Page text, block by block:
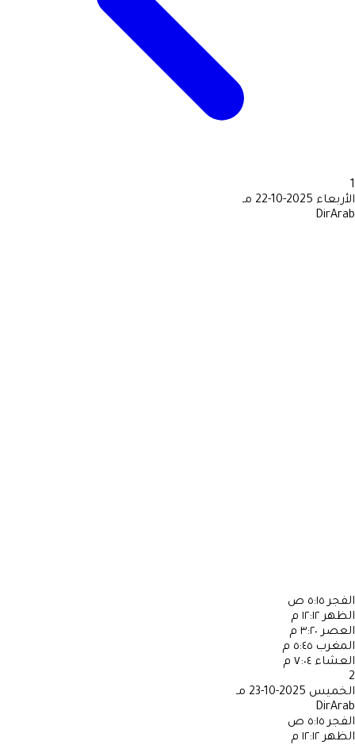
1
الأربعاء 2025-10-22 مـ
DirArab
الفجر ٥:١٥ ص
الظهر ١٢:١٢ م
العصر ٣:٢٠ م
المغرب ٥:٤٥ م
العشاء ٧:٠٤ م
2
الخميس 2025-10-23 مـ
DirArab
الفجر ٥:١٥ ص
الظهر ١٢:١٢ م